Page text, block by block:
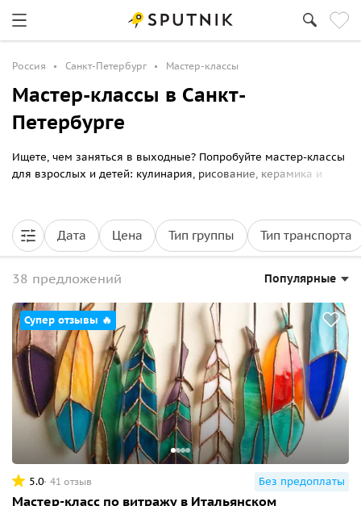
Россия Санкт-Петербург Мастер-классы
Мастер-классы в Санкт-
Петербурге
Ищете, чем заняться в выходные? Попробуйте мастер-классы
для взрослых и детей: кулинария, рисование, керамика и
Дата Цена Тип группы Тип транспорта
38 предложений Популярные
Супер отзывы 🔥
5.0 41 отзыв Без предоплаты
Мастер-класс по витражу в Итальянском